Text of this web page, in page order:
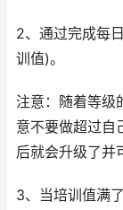
2、通过完成每
训值)。
注意：随着等级
意不要做超过自
后就会升级了并
3、当培训值满